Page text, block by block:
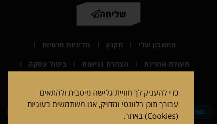
שליחה
החשבון שלי תקנון מדיניות פרטיות
תעודת אחריות הצהרת נגישות ביטול עסקה
כדי להעניק לך חוויית גלישה מיטבית ולהתאים
עבורך תוכן רלוונטי ומדויק, אנו משתמשים בעוגיות
(Cookies) באתר.